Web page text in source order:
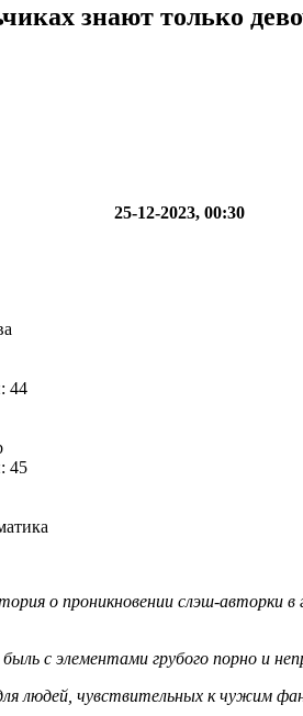
знают только
25-12-2023, 00:30
44
45
о проникновении слэш-
с элементами грубого порно и
людей, чувствительных к чужим